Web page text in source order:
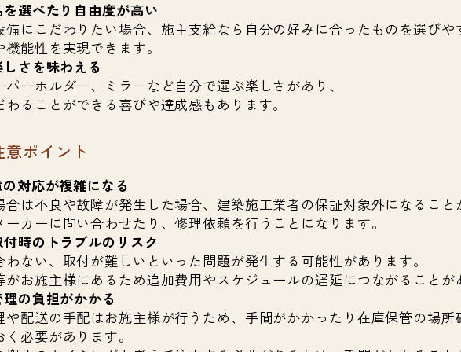
選べたり自由度が高い
備にこだわりたい場合、施主支給なら自分の好みに合ったものを選び
能性を実現できます。
さを味わえる
ーホルダー、ミラーなど自分で選ぶ楽しさがあり、
ることができる喜びや達成感もあります。
ポイント
対応が複雑になる
合は不良や故障が発生した場合、建築施工業者の保証対象外になるこ
カーに問い合わせたり、修理依頼を行うことになります。
時のトラブルのリスク
ない、取付が難しいといった問題が発生する可能性があります。
がお施主様にあるため追加費用やスケジュールの遅延につながることが
の負担がかかる
や配送の手配はお施主様が行うため、手間がかかったり在庫保管の場所
必要があります。